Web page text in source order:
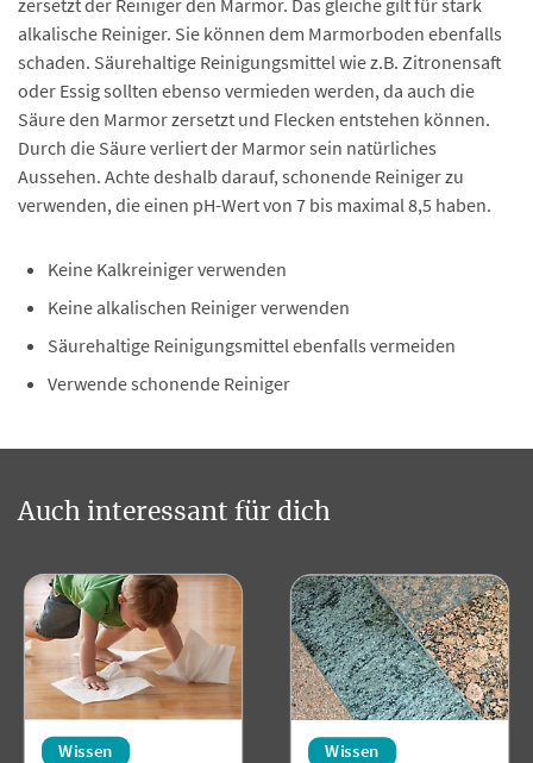
alkalische Reiniger. Sie können dem Marmorboden ebenfalls
schaden. Säurehaltige Reinigungsmittel wie z.B. Zitronensaft
oder Essig sollten ebenso vermieden werden, da auch die
Säure den Marmor zersetzt und Flecken entstehen können.
Durch die Säure verliert der Marmor sein natürliches
Aussehen. Achte deshalb darauf, schonende Reiniger zu
verwenden, die einen pH-Wert von 7 bis maximal 8,5 haben.
Keine Kalkreiniger verwenden
Keine alkalischen Reiniger verwenden
Säurehaltige Reinigungsmittel ebenfalls vermeiden
Verwende schonende Reiniger
Auch interessant für dich
Wissen Wissen